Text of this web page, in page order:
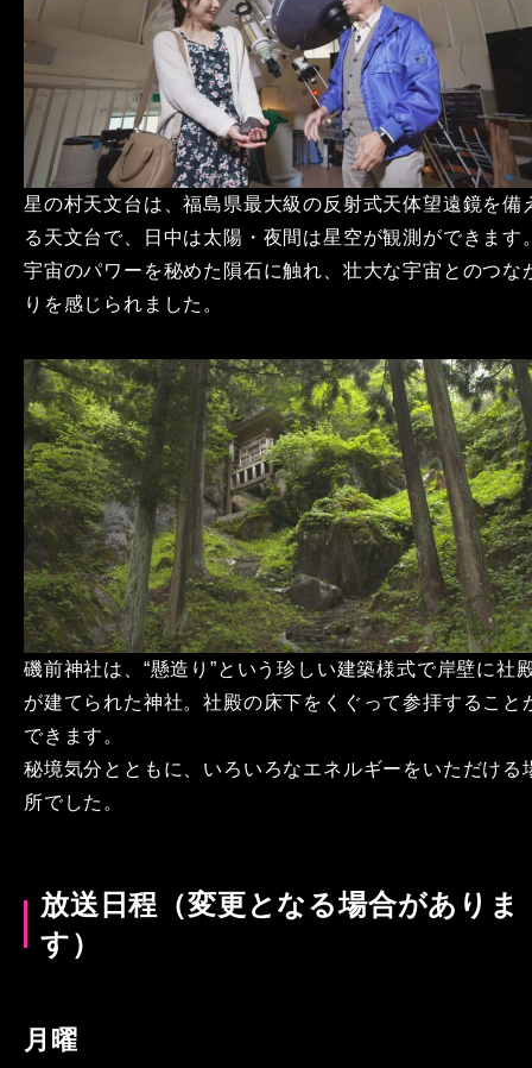
星の村天文台は、福島県最大級の反射式天体望遠鏡を備
る天文台で、日中は太陽・夜間は星空が観測ができます
宇宙のパワーを秘めた隕石に触れ、壮大な宇宙とのつな
りを感じられました。
磯前神社は、“懸造り”という珍しい建築様式で岸壁に社
が建てられた神社。社殿の床下をくぐって参拝すること
できます。
秘境気分とともに、いろいろなエネルギーをいただける
所でした。
放送日程（変更となる場合がありま
す）
月曜